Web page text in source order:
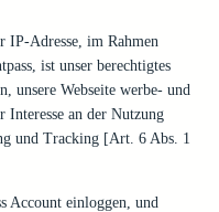
IP-Adresse, im Rahmen
ist unser berechtigtes
unsere Webseite werbe- und
an der Nutzung
und Tracking [Art. 6 Abs. 1
Account einloggen, und